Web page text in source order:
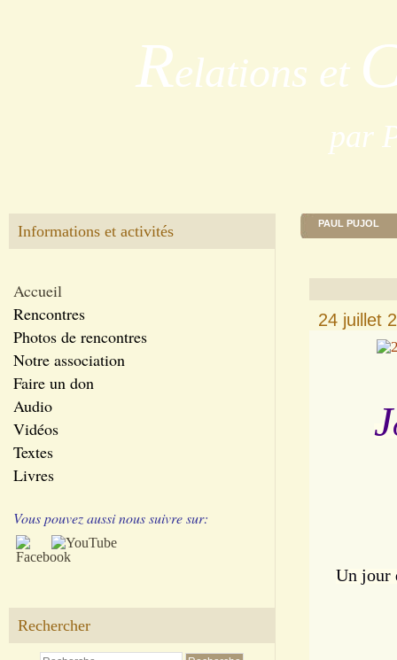
Relations et
par
Informations et activités
Accueil
Rencontres
Photos de rencontres
Notre association
Faire un don
Audio
Vidéos
Textes
Livres
Vous pouvez aussi nous suivre sur:
Rechercher
PAUL PUJOL
24 juillet
J
Un jour